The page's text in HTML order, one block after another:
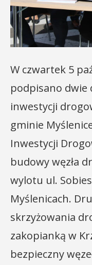
W czwartek 5
podpisano dwie
inwestycji
gminie
Inwestycji
budowy węzła
wylotu ul.
Myślenicach.
skrzyżowania
zakopianką w
bezpieczny